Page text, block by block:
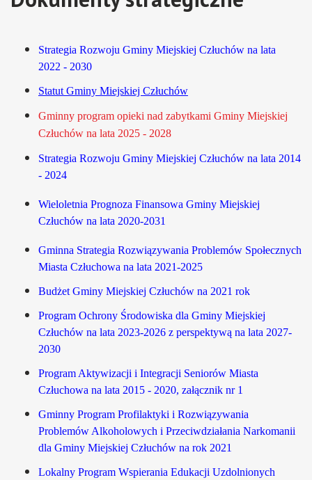
Strategia Rozwoju Gminy Miejskiej Człuchów na lata
2022 - 2030
Statut Gminy Miejskiej Człuchów
Gminny program opieki nad zabytkami Gminy Miejskiej
Człuchów na lata 2025 - 2028
Strategia Rozwoju Gminy Miejskiej Człuchów na lata 2014
- 2024
Wieloletnia Prognoza Finansowa Gminy Miejskiej
Człuchów na lata 2020-2031
Gminna Strategia Rozwiązywania Problemów Społecznych
Miasta Człuchowa na lata 2021-2025
Budżet Gminy Miejskiej Człuchów na 2021 rok
Program Ochrony Środowiska dla Gminy Miejskiej
Człuchów na lata 2023-2026 z perspektywą na lata 2027-
2030
Program Aktywizacji i Integracji Seniorów Miasta
Człuchowa na lata 2015 - 2020, załącznik nr 1
Gminny Program Profilaktyki i Rozwiązywania
Problemów Alkoholowych i Przeciwdziałania Narkomanii
dla Gminy Miejskiej Człuchów na rok 2021
Lokalny Program Wspierania Edukacji Uzdolnionych